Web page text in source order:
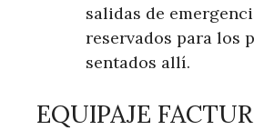
salidas de
reservados para los
sentados allí.
EQUIPAJE